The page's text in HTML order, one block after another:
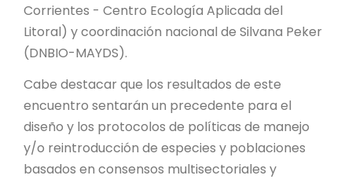
Corrientes - Centro Ecología Aplicada del
Litoral) y coordinación nacional de Silvana Peker
(DNBIO-MAYDS).
Cabe destacar que los resultados de este
encuentro sentarán un precedente para el
diseño y los protocolos de políticas de manejo
y/o reintroducción de especies y poblaciones
basados en consensos multisectoriales y